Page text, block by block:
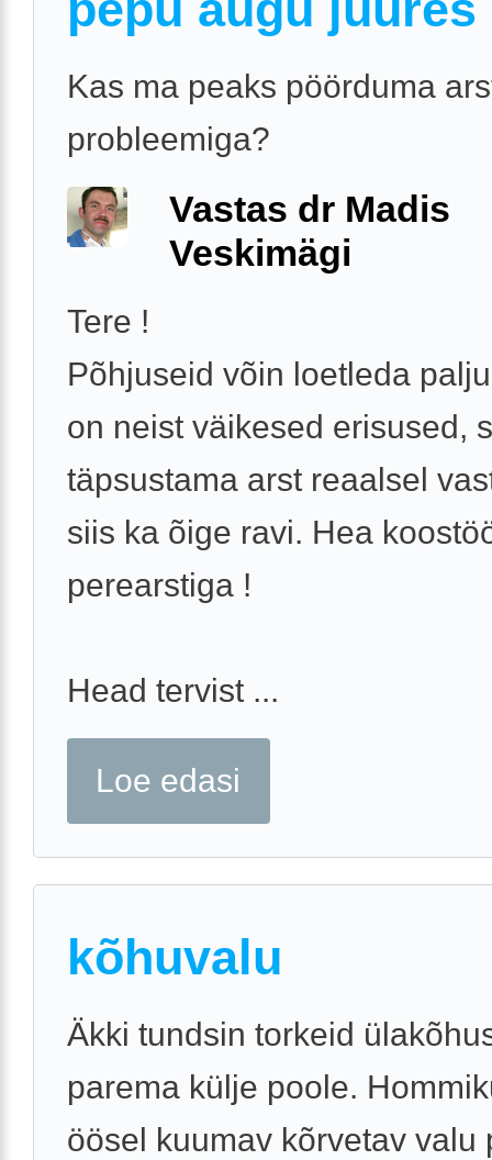
Kas ma peaks pöörduma
probleemiga?
Vastas dr Madis
Veskimägi
Tere !
Põhjuseid võin loetleda
on neist väikesed erisused,
täpsustama arst reaalsel
siis ka õige ravi. Hea
perearstiga !
Head tervist ...
Loe edasi
kõhuvalu
Äkki tundsin torkeid
parema külje poole.
öösel kuumav kõrvetav valu